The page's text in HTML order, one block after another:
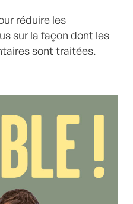
réduire les
sur la façon dont les
sont traitées.